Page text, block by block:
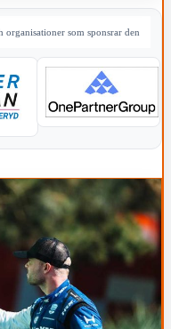
som sponsrar den